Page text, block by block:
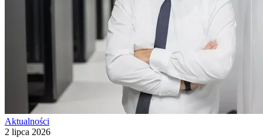
Aktualności
2 lipca 2026